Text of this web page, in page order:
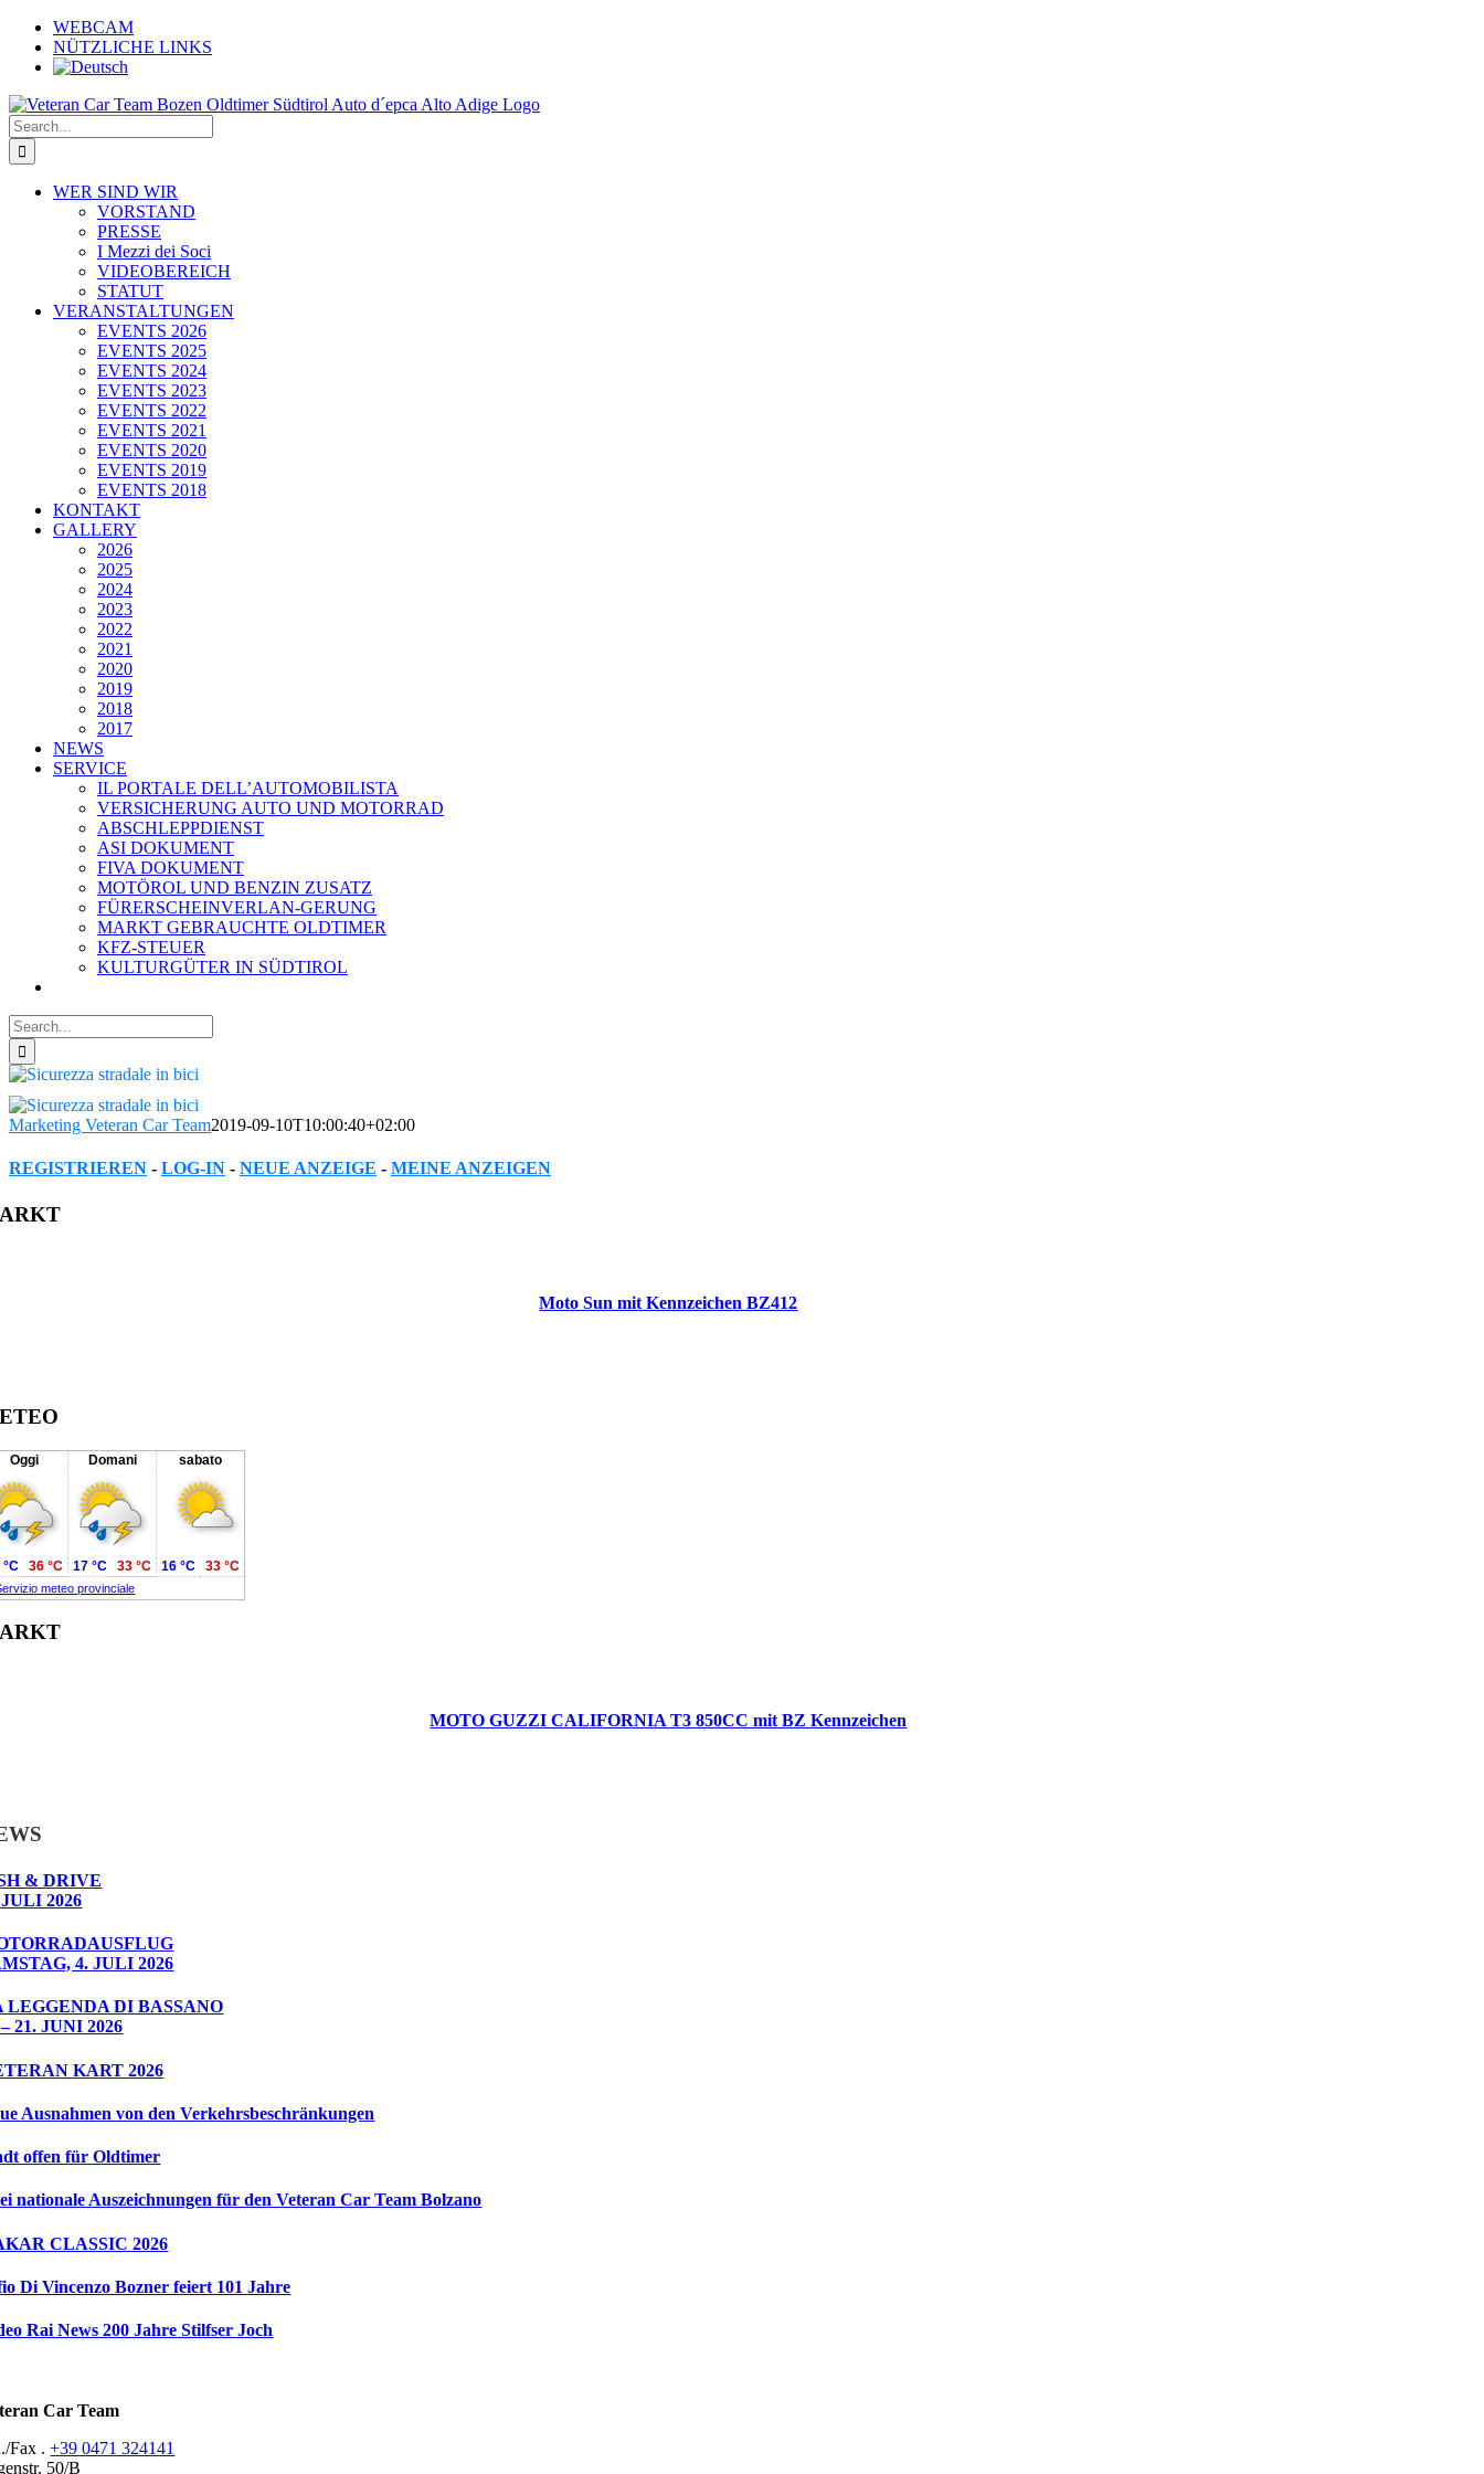
Skip
content
WEBCAM
NÜTZLICHE LINKS
Search
for:
WER SIND WIR
VORSTAND
PRESSE
I Mezzi dei Soci
VIDEOBEREICH
STATUT
VERANSTALTUNGEN
EVENTS 2026
EVENTS 2025
EVENTS 2024
EVENTS 2023
EVENTS 2022
EVENTS 2021
EVENTS 2020
EVENTS 2019
EVENTS 2018
KONTAKT
GALLERY
2026
2025
2024
2023
2022
2021
2020
2019
2018
2017
NEWS
SERVICE
IL PORTALE DELL’AUTOMOBILISTA
VERSICHERUNG AUTO UND MOTORRAD
ABSCHLEPPDIENST
ASI DOKUMENT
FIVA DOKUMENT
MOTÖROL UND BENZIN ZUSATZ
FÜRERSCHEINVERLAN-GERUNG
MARKT GEBRAUCHTE OLDTIMER
KFZ-STEUER
KULTURGÜTER IN SÜDTIROL
Search
for:
Marketing Veteran Car Team2019-09-10T10:00:40+02:00
REGISTRIEREN - LOG-IN - NEUE ANZEIGE - MEINE ANZEIGEN
Facebook
Twitter
Reddit
LinkedIn
WhatsApp
Tumblr
Pinterest
Vk
Xing
Email
Moto Sun mit Kennzeichen BZ412
Oggi Domani sabato
meteo provinciale
°C 36 °C 17 °C 33 °C 16 °C 33 °C
MOTO GUZZI CALIFORNIA T3 850CC mit BZ Kennzeichen
& DRIVE
JULI 2026
4. JULI 2026
LEGGENDA DI BASSANO
21. JUNI 2026
KART 2026
Ausnahmen von den Verkehrsbeschränkungen
offen für Oldtimer
nationale Auszeichnungen für den Veteran Car Team Bolzano
CLASSIC 2026
Di Vincenzo Bozner feiert 101 Jahre
Rai News 200 Jahre Stilfser Joch
Car Team
Fax .+39 0471 324141
50/B